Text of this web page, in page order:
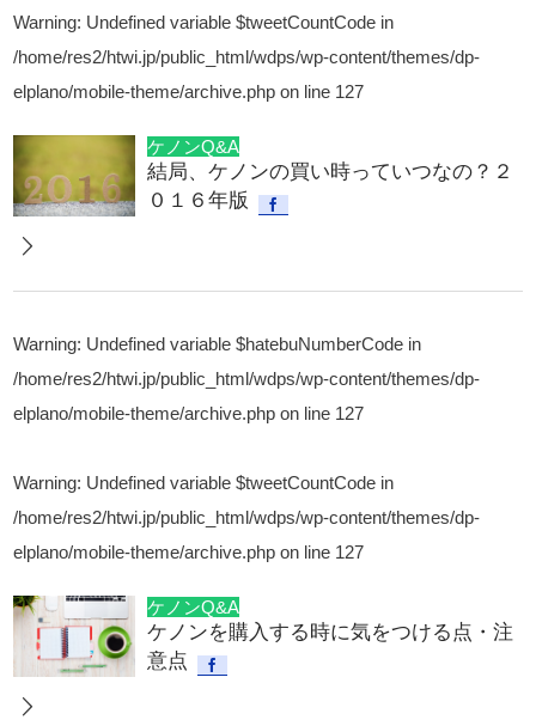
Warning: Undefined variable $tweetCountCode in
/home/res2/htwi.jp/public_html/wdps/wp-content/themes/dp-
elplano/mobile-theme/archive.php on line 127
ケノンQ&A
結局、ケノンの買い時っていつなの？２
０１６年版
Warning: Undefined variable $hatebuNumberCode in
/home/res2/htwi.jp/public_html/wdps/wp-content/themes/dp-
elplano/mobile-theme/archive.php on line 127
Warning: Undefined variable $tweetCountCode in
/home/res2/htwi.jp/public_html/wdps/wp-content/themes/dp-
elplano/mobile-theme/archive.php on line 127
ケノンQ&A
ケノンを購入する時に気をつける点・注
意点